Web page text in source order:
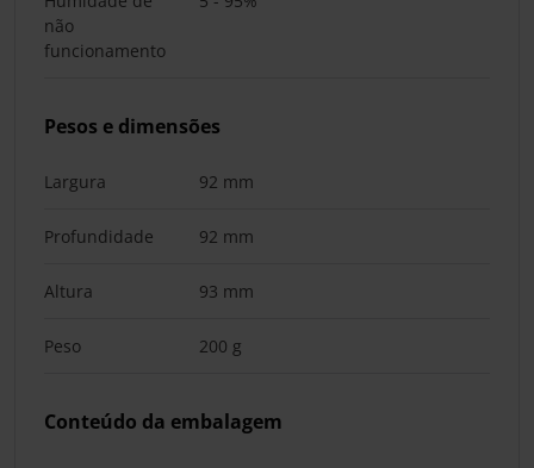
não
funcionamento
Pesos e dimensões
Largura 92 mm
Profundidade 92 mm
Altura 93 mm
Peso 200 g
Conteúdo da embalagem